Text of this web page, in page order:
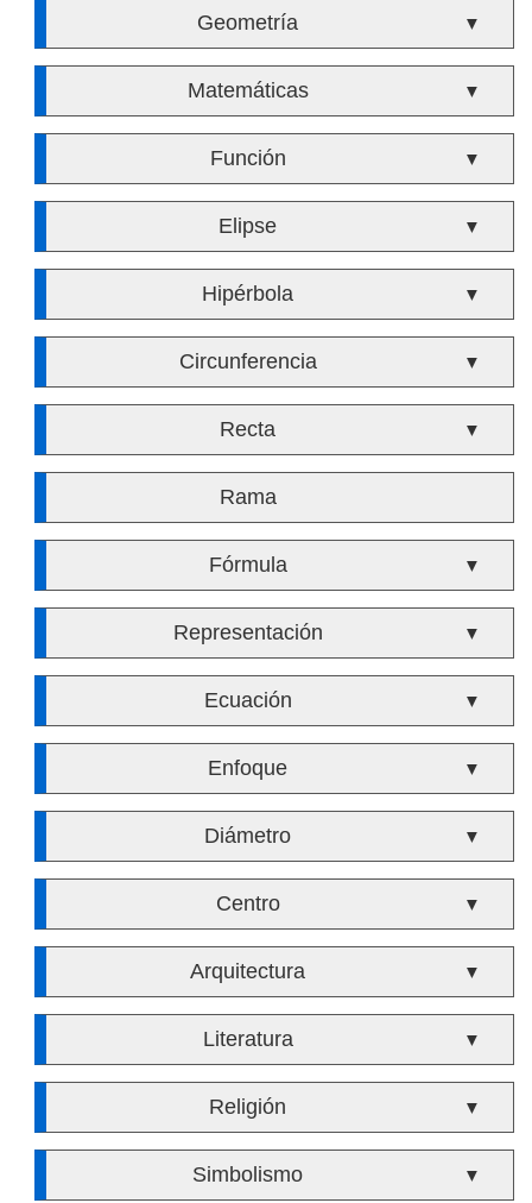
Geometría ▼
Matemáticas ▼
Función ▼
Elipse ▼
Hipérbola ▼
Circunferencia ▼
Recta ▼
Rama
Fórmula ▼
Representación ▼
Ecuación ▼
Enfoque ▼
Diámetro ▼
Centro ▼
Arquitectura ▼
Literatura ▼
Religión ▼
Simbolismo ▼